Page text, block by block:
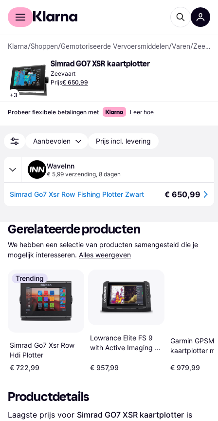
Voor shoppers
Klarna/Shoppen/Gemotoriseerde Vervoersmiddelen/Varen/ Zeevaarten
+3
Simrad GO7 XSR kaartplotter
Zeevaart
Prijs€ 650,99
Probeer flexibele betalingen met Leer hoe
Aanbevolen Prijs incl. levering
WaveInn
€ 5,99 verzending, 8 dagen
Simrad Go7 Xsr Row Fishing Plotter Zwart € 650,99
Gerelateerde producten
We hebben een selectie van producten samengesteld die je
mogelijk interesseren. Alles weergeven
Trending
Simrad Go7 Xsr Row
Hdi Plotter
€ 722,99
Lowrance Elite FS 9
with Active Imaging 3-
€ 957,99
Garmin
kaartplotter
basiskaart
€ 979,99
Productdetails
Laagste prijs voor Simrad GO7 XSR kaartplotter